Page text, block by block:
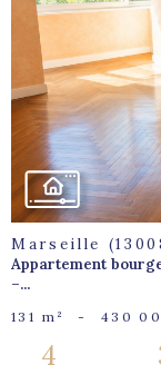
Marseille
Appartement
–...
131 m² - 430
4